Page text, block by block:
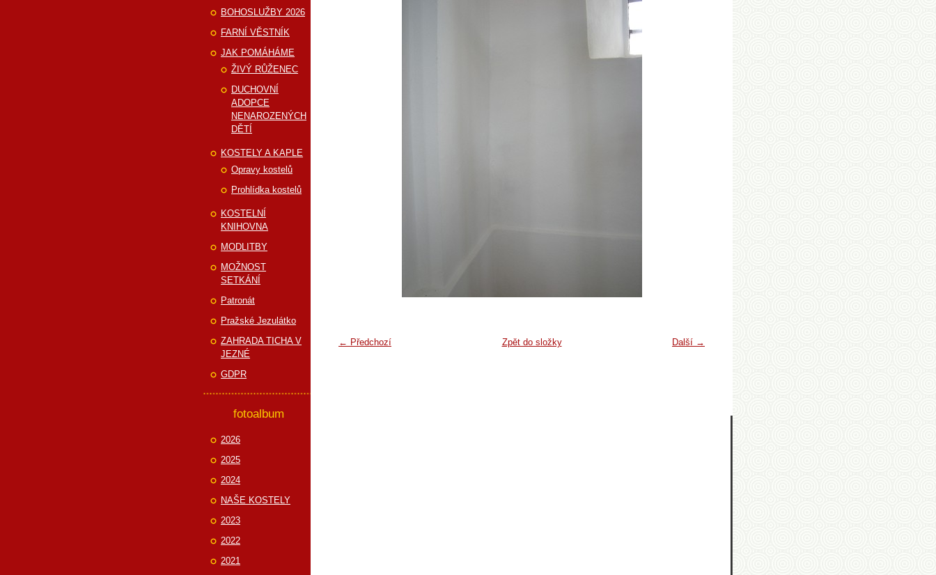
← Předchozí Další →
Zpět do složky
BOHOSLUŽBY 2026
FARNÍ VĚSTNÍK
JAK POMÁHÁME
ŽIVÝ RŮŽENEC
DUCHOVNÍ
ADOPCE
NENAROZENÝCH
DĚTÍ
KOSTELY A KAPLE
Opravy kostelů
Prohlídka kostelů
KOSTELNÍ
KNIHOVNA
MODLITBY
MOŽNOST
SETKÁNÍ
Patronát
Pražské Jezulátko
ZAHRADA TICHA V
JEZNÉ
GDPR
fotoalbum
2026
2025
2024
NAŠE KOSTELY
2023
2022
2021